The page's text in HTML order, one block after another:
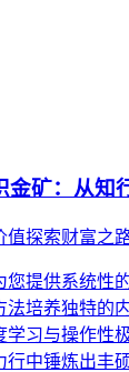
金矿：从知
值探索财富之
您提供系统性
法培养独特的
学习与操作性
行中锤炼出丰